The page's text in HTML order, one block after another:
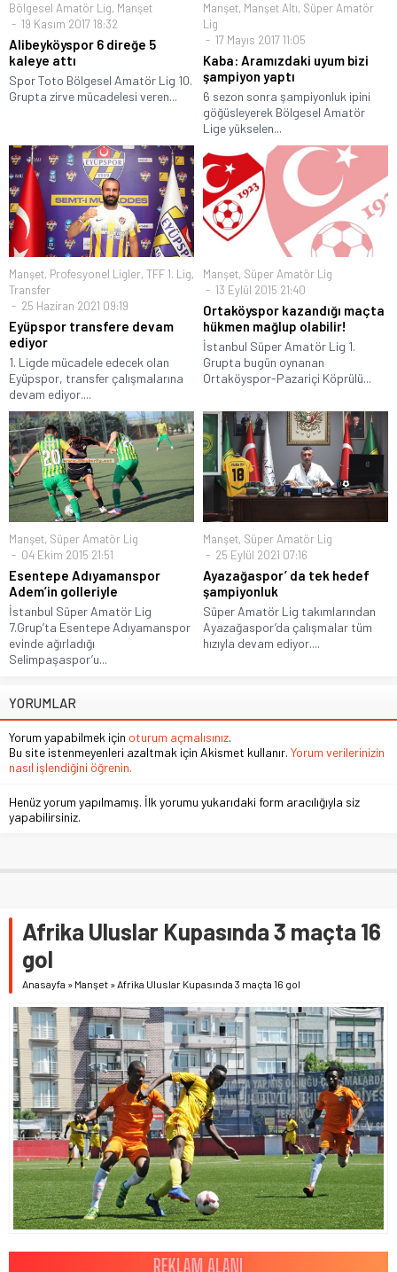
Bölgesel Amatör Lig, Manşet
19 Kasım 2017 18:32
Alibeyköyspor 6 direğe 5
kaleye attı
Spor Toto Bölgesel Amatör Lig 10.
Grupta zirve mücadelesi veren...
Manşet, Manşet Altı, Süper Amatör
Lig
17 Mayıs 2017 11:05
Kaba: Aramızdaki uyum bizi
şampiyon yaptı
6 sezon sonra şampiyonluk ipini
göğüsleyerek Bölgesel Amatör
Lige yükselen...
Manşet, Profesyonel Ligler, TFF 1. Lig,
Transfer
25 Haziran 2021 09:19
Eyüpspor transfere devam
ediyor
1. Ligde mücadele edecek olan
Eyüpspor, transfer çalışmalarına
devam ediyor....
Manşet, Süper Amatör Lig
13 Eylül 2015 21:40
Ortaköyspor kazandığı maçta
hükmen mağlup olabilir!
İstanbul Süper Amatör Lig 1.
Grupta bugün oynanan
Ortaköyspor-Pazariçi Köprülü...
Manşet, Süper Amatör Lig
04 Ekim 2015 21:51
Esentepe Adıyamanspor
Adem’in golleriyle
İstanbul Süper Amatör Lig
7.Grup’ta Esentepe Adıyamanspor
evinde ağırladığı
Selimpaşaspor’u...
Manşet, Süper Amatör Lig
25 Eylül 2021 07:16
Ayazağaspor’ da tek hedef
şampiyonluk
Süper Amatör Lig takımlarından
Ayazağaspor’da çalışmalar tüm
hızıyla devam ediyor....
YORUMLAR
Yorum yapabilmek için oturum açmalısınız.
Bu site istenmeyenleri azaltmak için Akismet kullanır. Yorum verilerinizin
nasıl işlendiğini öğrenin.
Henüz yorum yapılmamış. İlk yorumu yukarıdaki form aracılığıyla siz
yapabilirsiniz.
Afrika Uluslar Kupasında 3 maçta 16
gol
Anasayfa » Manşet »Afrika Uluslar Kupasında 3 maçta 16 gol